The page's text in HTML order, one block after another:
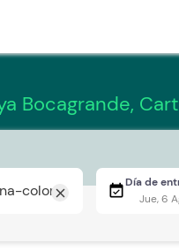
Bocagrande,
close event_availableDía de
Jue, 6